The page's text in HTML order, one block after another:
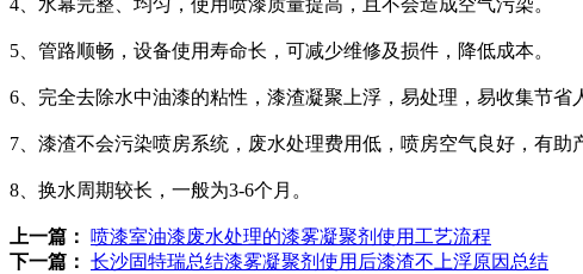
5、管路顺畅，设备使用寿命长，可减少维修及损件，降低成本。
6、完全去除水中油漆的粘性，漆渣凝聚上浮，易处理，易收集节省
7、漆渣不会污染喷房系统，废水处理费用低，喷房空气良好，有助
8、换水周期较长，一般为3-6个月。
上一篇：
喷漆室油漆废水处理的漆雾凝聚剂使用工艺流程
下一篇： 长沙固特瑞总结漆雾凝聚剂使用后漆渣不上浮原因总结